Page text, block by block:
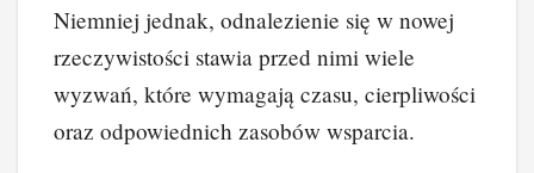
Niemniej jednak, odnalezienie się w nowej
rzeczywistości stawia przed nimi wiele
wyzwań, które wymagają czasu, cierpliwości
oraz odpowiednich zasobów wsparcia.